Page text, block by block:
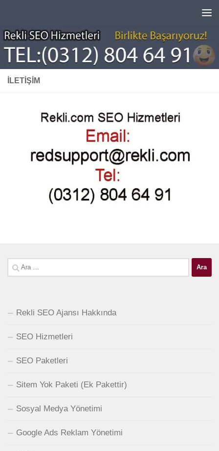
İLETIŞIM
Arama:
Rekli SEO Ajansı Hakkında
SEO Hizmetleri
SEO Paketleri
Sitem Yok Paketi (Ek Pakettir)
Sosyal Medya Yönetimi
Google Ads Reklam Yönetimi